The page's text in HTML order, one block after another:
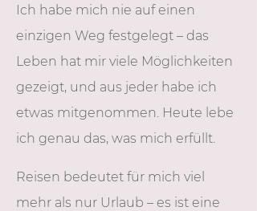
Ich habe mich nie auf einen
einzigen Weg festgelegt – das
Leben hat mir viele Möglichkeiten
gezeigt, und aus jeder habe ich
etwas mitgenommen. Heute lebe
ich genau das, was mich erfüllt.
Reisen bedeutet für mich viel
mehr als nur Urlaub – es ist eine